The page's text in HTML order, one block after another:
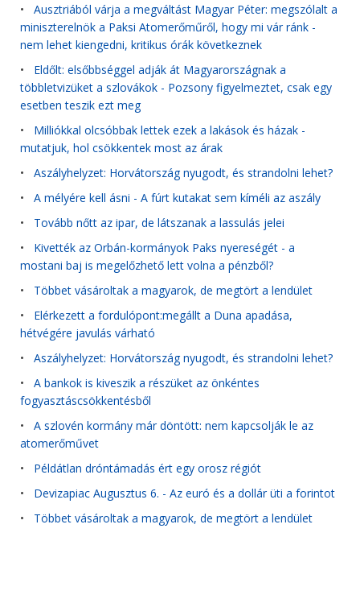
• Ausztriából várja a megváltást Magyar Péter: megszólalt a
miniszterelnök a Paksi Atomerőműről, hogy mi vár ránk -
nem lehet kiengedni, kritikus órák következnek
• Eldőlt: elsőbbséggel adják át Magyarországnak a
többletvizüket a szlovákok - Pozsony figyelmeztet, csak egy
esetben teszik ezt meg
• Milliókkal olcsóbbak lettek ezek a lakások és házak -
mutatjuk, hol csökkentek most az árak
• Aszályhelyzet: Horvátország nyugodt, és strandolni lehet?
• A mélyére kell ásni - A fúrt kutakat sem kíméli az aszály
• Tovább nőtt az ipar, de látszanak a lassulás jelei
• Kivették az Orbán-kormányok Paks nyereségét - a
mostani baj is megelőzhető lett volna a pénzből?
• Többet vásároltak a magyarok, de megtört a lendület
• Elérkezett a fordulópont:megállt a Duna apadása,
hétvégére javulás várható
• Aszályhelyzet: Horvátország nyugodt, és strandolni lehet?
• A bankok is kiveszik a részüket az önkéntes
fogyasztáscsökkentésből
• A szlovén kormány már döntött: nem kapcsolják le az
atomerőművet
• Példátlan dróntámadás ért egy orosz régiót
• Devizapiac Augusztus 6. - Az euró és a dollár üti a forintot
• Többet vásároltak a magyarok, de megtört a lendület